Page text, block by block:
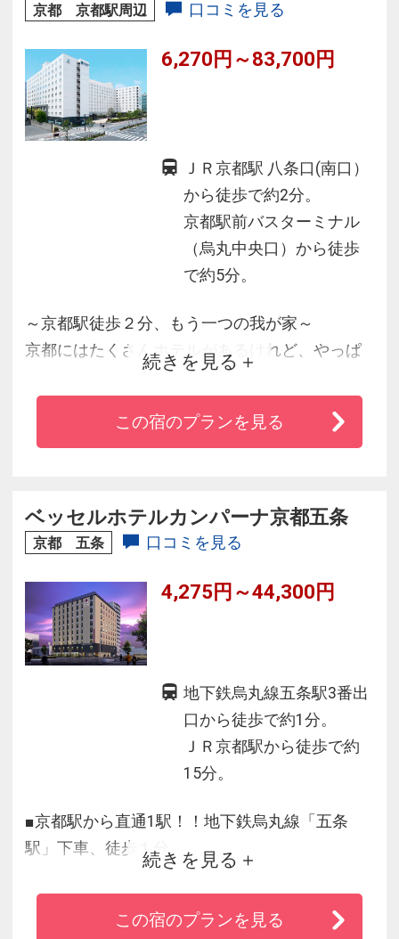
京都 京都駅周辺 口コミを見る
6,270円～83,700円
ＪＲ京都駅 八条口(南口）
から徒歩で約2分。
京都駅前バスターミナル
（烏丸中央口）から徒歩
で約5分。
～京都駅徒歩２分、もう一つの我が家～
京都にはたくさんホテルがあるけれど、やっぱ
りいつも選ぶのはここ。ホッとするから。
そんな風におっしゃってくださるお客様増えて
それが、「都ホテル 京都八条」。
変わらぬ笑顔と、おひとりおひとりの気持ちに
ちしています。
続きを見る
この宿のプランを見る
ベッセルホテルカンパーナ京都五条
京都 五条 口コミを見る
4,275円～44,300円
地下鉄烏丸線五条駅3番出
口から徒歩で約1分。
ＪＲ京都駅から徒歩で約
15分。
■京都駅から直通1駅！！地下鉄烏丸線「五条
駅」下車、徒歩１分。
■四条からも約１５分の徒歩圏内にあり、古都の
名所巡りに便利。
■ホテルにはサウナ付の大浴場があり、旅の疲れ
続きを見る
この宿のプランを見る